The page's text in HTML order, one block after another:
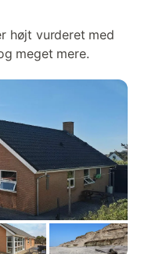
højt vurderet med
meget mere.